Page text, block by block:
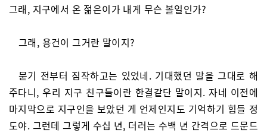
그래, 지구에서 온 젊은이가 내게 무슨 볼일인가?
그래, 용건이 그거란 말이지?
묻기 전부터 짐작하고는 있었네. 기대했던 말을 그대로 해
주다니, 우리 지구 친구들이란 한결같단 말이지. 자네 이전에
마지막으로 지구인을 보았던 게 언제인지도 기억하기 힘들 정
도야. 그런데 그렇게 수십 년, 더러는 수백 년 간격으로 드문드